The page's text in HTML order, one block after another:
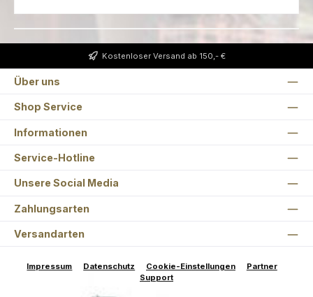
Kostenloser Versand ab 150,- €
Über uns
Shop Service
Informationen
Service-Hotline
Unsere Social Media
Zahlungsarten
Versandarten
Impressum Datenschutz Cookie-Einstellungen
Partner
Support